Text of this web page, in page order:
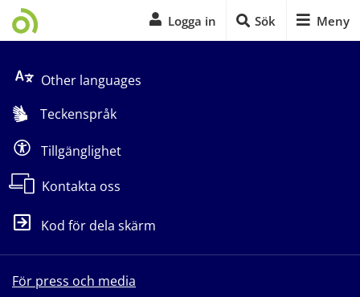
Logga in Sök Meny
Other languages
Teckenspråk
Tillgänglighet
Kontakta oss
Kod för dela skärm
För press och media